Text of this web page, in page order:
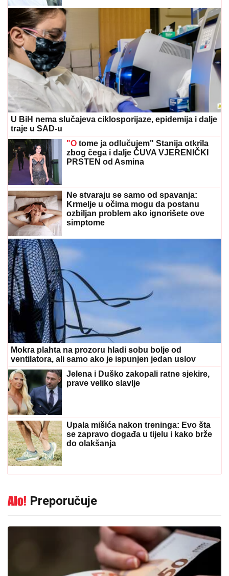
U BiH nema slučajeva ciklosporijaze, epidemija i dalje
traje u SAD-u
"O tome ja odlučujem" Stanija otkrila
zbog čega i dalje ČUVA VJERENIČKI
PRSTEN od Asmina
Ne stvaraju se samo od spavanja:
Krmelje u očima mogu da postanu
ozbiljan problem ako ignorišete ove
simptome
Mokra plahta na prozoru hladi sobu bolje od
ventilatora, ali samo ako je ispunjen jedan uslov
Jelena i Duško zakopali ratne sjekire,
prave veliko slavlje
Upala mišića nakon treninga: Evo šta
se zapravo događa u tijelu i kako brže
do olakšanja
Preporučuje